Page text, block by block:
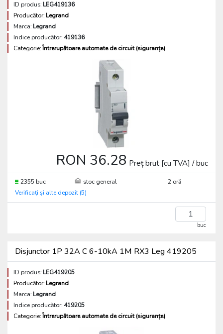
ID produs:LEG419136
Producător:Legrand
Marca:Legrand
Indice producător: 419136
Categorie:Întrerupătoare automate de circuit (siguranțe)
RON 36.28 Preț brut [cu TVA] / buc
2355 buc stoc general
2 oră
Verificați și alte depozit (5)
buc
Disjunctor 1P 32A C 6-10kA 1M RX3 Leg 419205
ID produs:LEG419205
Producător:Legrand
Marca:Legrand
Indice producător: 419205
Categorie:Întrerupătoare automate de circuit (siguranțe)